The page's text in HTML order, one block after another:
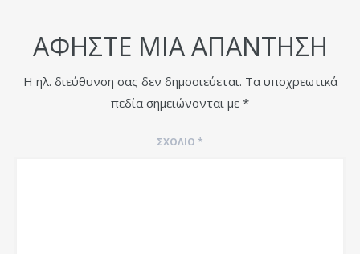
ΑΦΉΣΤΕ ΜΙΑ ΑΠΆΝΤΗΣΗ
Η ηλ. διεύθυνση σας δεν δημοσιεύεται. Τα υποχρεωτικά
πεδία σημειώνονται με *
ΣΧΌΛΙΟ *